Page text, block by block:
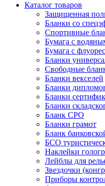
Каталог товаров
Защищенная
Бланки со
Спортивные
Бумага с
Бумага с
Бланки
Свободные
Бланки векселей
Бланки
Бланки
Бланки
Бланк СРО
Бланки грамот
Бланк
БСО
Наклейки
Лейблы для
Звездочки
Приборы